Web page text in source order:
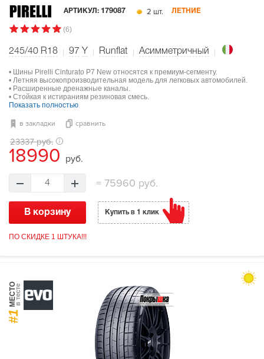
АРТИКУЛ: 179087 2 шт. ЛЕТНИЕ
(6)
245/40 R18 97 Y Runflat Асимметричный
• Шины Pirelli Cinturato P7 New относятся к премиум-сегменту.
• Летняя высокопроизводительная модель для легковых автомобилей.
• Расширенные дренажные каналы.
• Стойкая к истираниям резиновая смесь.
Показать полностью
в закладки сравнить
23337 руб.
18990 руб.
4 = 75960 руб.
В корзину Купить в 1 клик
ПО СКИДКЕ 1 ШТУКА!!!
#1
МЕСТОв тесте